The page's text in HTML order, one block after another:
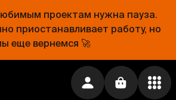
проектам нужна пауза.
приостанавливает работу, но
еще вернемся 🚀
Нижний Новгород
Самара
Рязань
Ростов-на-Дону
Воронеж